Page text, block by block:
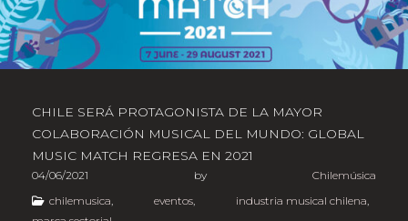
CHILE SERÁ PROTAGONISTA DE LA MAYOR
COLABORACIÓN MUSICAL DEL MUNDO: GLOBAL
MUSIC MATCH REGRESA EN 2021
04/06/2021 by Chilemúsica
chilemusica, eventos, industria musical chilena,